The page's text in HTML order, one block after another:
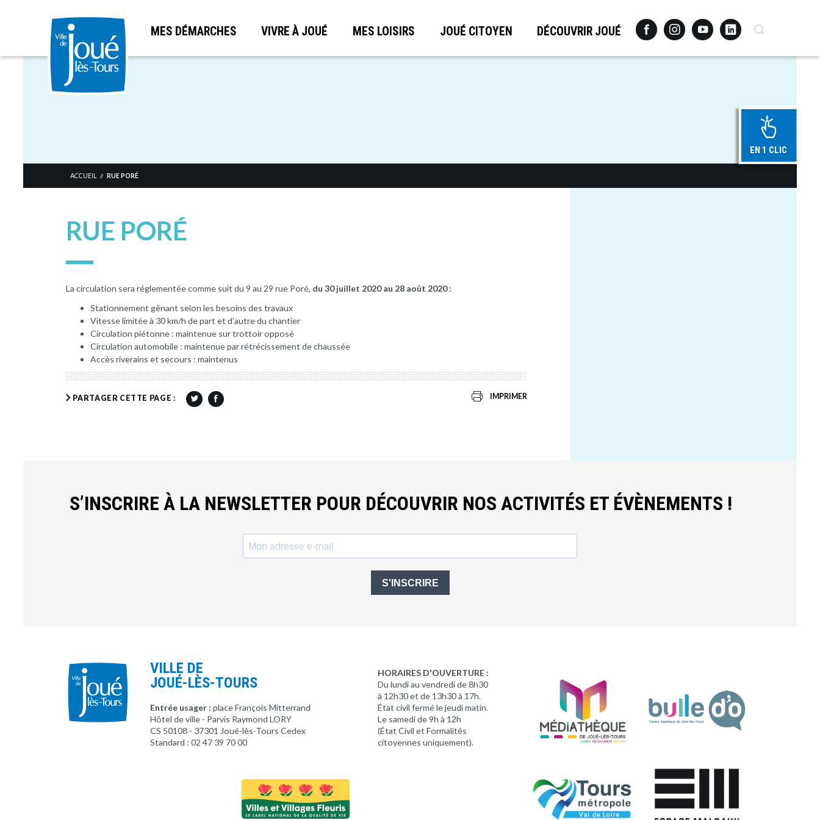
Aller
MES DÉMARCHES VIVRE À JOUÉ MES LOISIRS JOUÉ CITOYEN DÉCOUVRIR JOUÉ FacebookInstagramYoutubeLinkedinRecherche
EN 1 CLIC
ACCUEIL // RUE PORÉ
RUE PORÉ
La circulation sera réglementée comme suit du 9 au 29 rue Poré, du 30 juillet 2020 au 28 août 2020 :
Stationnement gênant selon les besoins des travaux
Vitesse limitée à 30 km/h de part et d’autre du chantier
Circulation piétonne : maintenue sur trottoir opposé
Circulation automobile : maintenue par rétrécissement de chaussée
Accès riverains et secours : maintenus
PARTAGER CETTE PAGE : IMPRIMER
S’INSCRIRE À LA NEWSLETTER POUR DÉCOUVRIR NOS ACTIVITÉS ET ÉVÈNEMENTS !
S'INSCRIRE
VILLE DE
JOUÉ-LÈS-TOURS
Entrée usager : place François Mitterrand
Hôtel de ville - Parvis Raymond LORY
CS 50108 - 37301 Joué-lès-Tours Cedex
Standard : 02 47 39 70 00
HORAIRES D'OUVERTURE :
Du lundi au vendredi de 8h30
à 12h30 et de 13h30 à 17h.
État civil fermé le jeudi matin.
Le samedi de 9h à 12h
(État Civil et Formalités
citoyennes uniquement).